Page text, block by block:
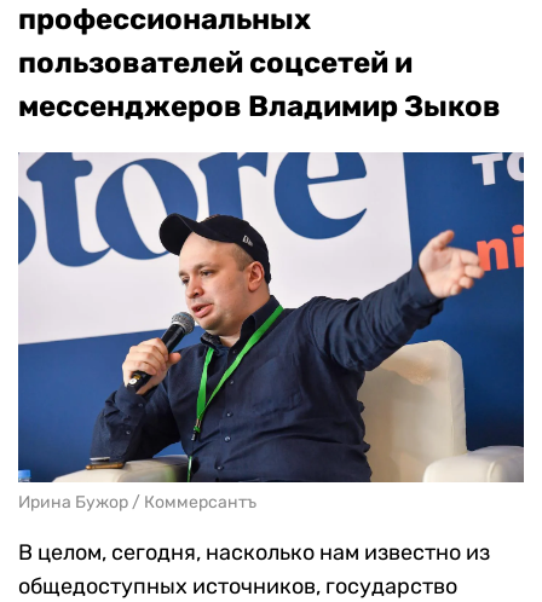
профессиональных
пользователей соцсетей и
мессенджеров Владимир Зыков
Ирина Бужор / Коммерсантъ
В целом, сегодня, насколько нам известно из
общедоступных источников, государство